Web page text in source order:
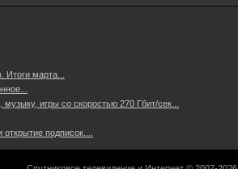
Итоги марта...
игры со скоростью 270 Гбит/сек...
подписок....